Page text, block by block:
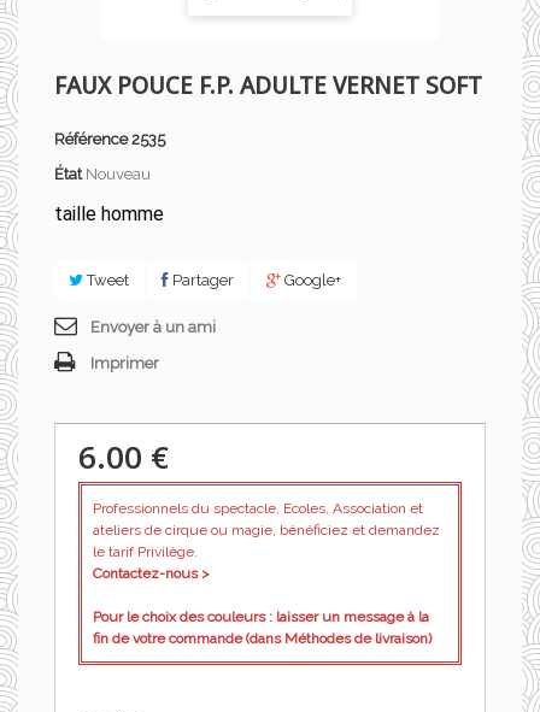
FAUX POUCE F.P. ADULTE VERNET SOFT
Référence 2535
État Nouveau
taille homme
Tweet Partager Google+
Envoyer à un ami
Imprimer
6.00 €
Professionnels du spectacle, Ecoles, Association et
ateliers de cirque ou magie, bénéficiez et demandez
le tarif Privilège.
Contactez-nous >
Pour le choix des couleurs : laisser un message à la
fin de votre commande (dans Méthodes de livraison)